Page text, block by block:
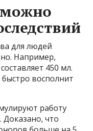
можно
для людей
Например,
450 мл.
восполнит
работу
Доказано, что